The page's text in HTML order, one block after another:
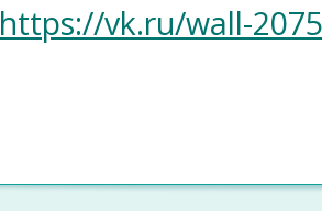
https://vk.ru/wall-